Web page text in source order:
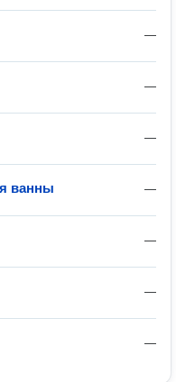
—
—
—
—
ванны
—
—
—